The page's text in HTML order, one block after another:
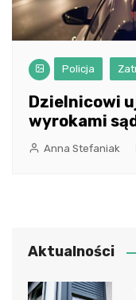
Policja
Dzielnicowi
wyrokami
Anna Stefaniak
Aktualności